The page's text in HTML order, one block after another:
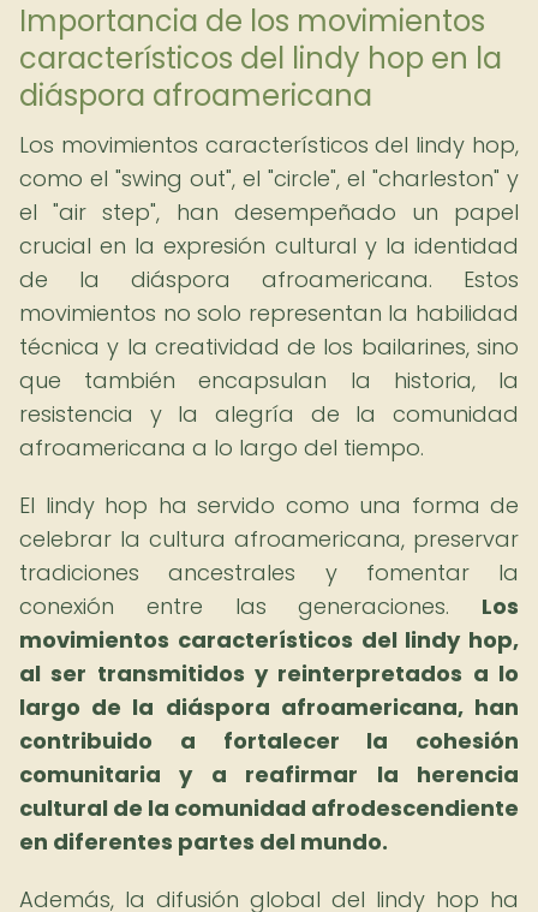
Importancia de los movimientos
característicos del lindy hop en la
diáspora afroamericana
Los movimientos característicos del lindy hop,
como el "swing out", el "circle", el "charleston" y
el "air step", han desempeñado un papel
crucial en la expresión cultural y la identidad
de la diáspora afroamericana. Estos
movimientos no solo representan la habilidad
técnica y la creatividad de los bailarines, sino
que también encapsulan la historia, la
resistencia y la alegría de la comunidad
afroamericana a lo largo del tiempo.
El lindy hop ha servido como una forma de
celebrar la cultura afroamericana, preservar
tradiciones ancestrales y fomentar la
conexión entre las generaciones. Los
movimientos característicos del lindy hop,
al ser transmitidos y reinterpretados a lo
largo de la diáspora afroamericana, han
contribuido a fortalecer la cohesión
comunitaria y a reafirmar la herencia
cultural de la comunidad afrodescendiente
en diferentes partes del mundo.
Además, la difusión global del lindy hop ha